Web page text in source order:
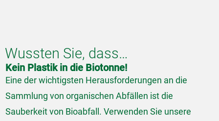
Wussten Sie, dass…
Kein Plastik in die Biotonne!
Eine der wichtigsten Herausforderungen an die
Sammlung von organischen Abfällen ist die
Sauberkeit von Bioabfall. Verwenden Sie unsere